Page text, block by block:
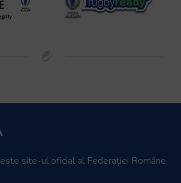
este site-ul oficial al Federației Române